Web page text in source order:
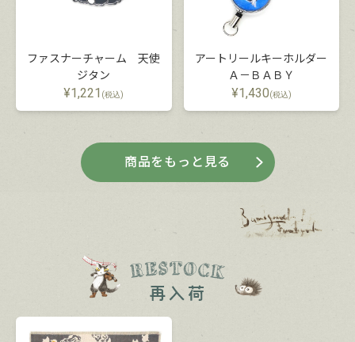
ファスナーチャーム 天使
ジタン
¥1,221 (税込)
アートリールキーホルダー
Ａ－ＢＡＢＹ
¥1,430(税込)
商品をもっと見る